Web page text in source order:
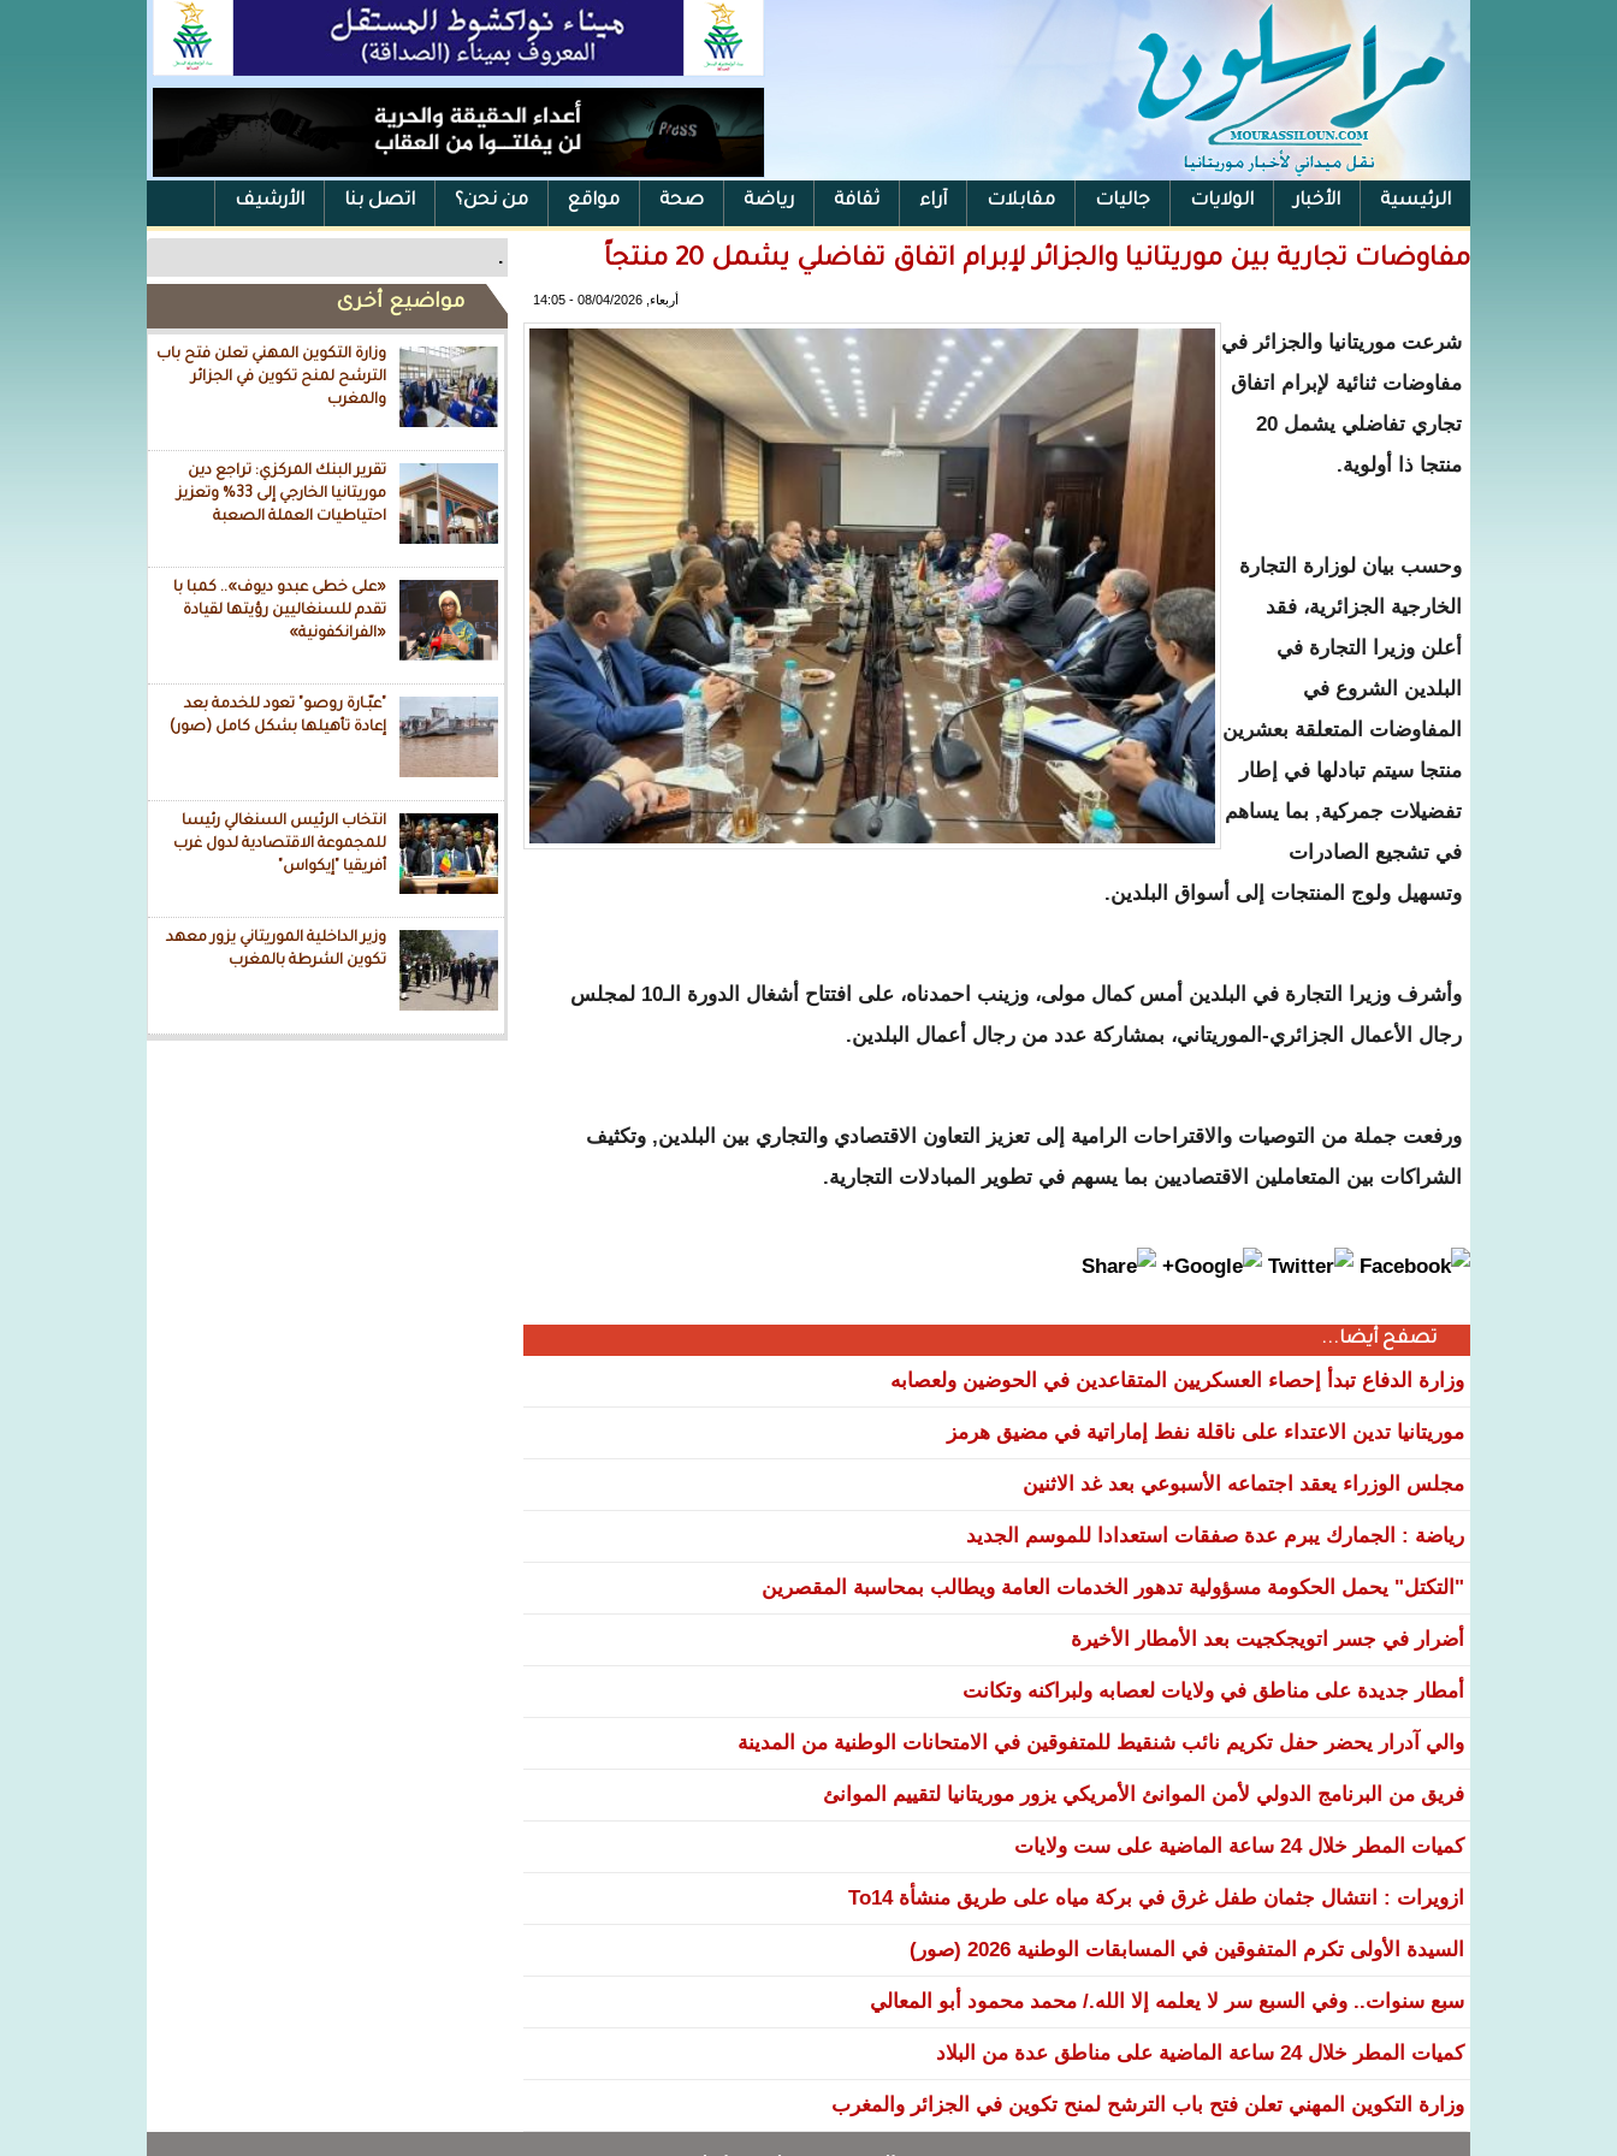
الرئيسية الأخبار الولايات جاليات مقابلات آراء ثقافة رياضة صحة مواقع من نحن؟ اتصل بنا الأرشيف
الفيس بوك .
مواضيع أخرى
وزارة التكوين المهني تعلن فتح باب
الترشح لمنح تكوين في الجزائر
والمغرب
تقرير البنك المركزي: تراجع دين
موريتانيا الخارجي إلى 33% وتعزيز
احتياطيات العملة الصعبة
«على خطى عبدو ديوف».. كمبا با
تقدم للسنغاليين رؤيتها لقيادة
«الفرانكفونية»
"عبّـارة روصو" تعود للخدمة بعد
إعادة تأهيلها بشكل كامل (صور)
انتخاب الرئيس السنغالي رئيسا
للمجموعة الاقتصادية لدول غرب
أفريقيا "إيكواس"
وزير الداخلية الموريتاني يزور معهد
تكوين الشرطة بالمغرب
مفاوضات تجارية بين موريتانيا والجزائر لإبرام اتفاق تفاضلي يشمل 20 منتجاً
أربعاء, 08/04/2026 - 14:05
شرعت موريتانيا والجزائر في
مفاوضات ثنائية لإبرام اتفاق
تجاري تفاضلي يشمل 20
منتجا ذا أولوية.
وحسب بيان لوزارة التجارة
الخارجية الجزائرية، فقد
أعلن وزيرا التجارة في
البلدين الشروع في
المفاوضات المتعلقة بعشرين
منتجا سيتم تبادلها في إطار
تفضيلات جمركية, بما يساهم
في تشجيع الصادرات
وتسهيل ولوج المنتجات إلى أسواق البلدين.
وأشرف وزيرا التجارة في البلدين أمس كمال مولى، وزينب احمدناه، على افتتاح أشغال الدورة الـ10 لمجلس
رجال الأعمال الجزائري-الموريتاني، بمشاركة عدد من رجال أعمال البلدين.
ورفعت جملة من التوصيات والاقتراحات الرامية إلى تعزيز التعاون الاقتصادي والتجاري بين البلدين, وتكثيف
الشراكات بين المتعاملين الاقتصاديين بما يسهم في تطوير المبادلات التجارية.
تصفح أيضا...
وزارة الدفاع تبدأ إحصاء العسكريين المتقاعدين في الحوضين ولعصابه
موريتانيا تدين الاعتداء على ناقلة نفط إماراتية في مضيق هرمز
مجلس الوزراء يعقد اجتماعه الأسبوعي بعد غد الاثنين
رياضة : الجمارك يبرم عدة صفقات استعدادا للموسم الجديد
"التكتل" يحمل الحكومة مسؤولية تدهور الخدمات العامة ويطالب بمحاسبة المقصرين
أضرار في جسر اتويجكجيت بعد الأمطار الأخيرة
أمطار جديدة على مناطق في ولايات لعصابه ولبراكنه وتكانت
والي آدرار يحضر حفل تكريم نائب شنقيط للمتفوقين في الامتحانات الوطنية من المدينة
فريق من البرنامج الدولي لأمن الموانئ الأمريكي يزور موريتانيا لتقييم الموانئ
كميات المطر خلال 24 ساعة الماضية على ست ولايات
ازويرات : انتشال جثمان طفل غرق في بركة مياه على طريق منشأة To14
السيدة الأولى تكرم المتفوقين في المسابقات الوطنية 2026 (صور)
سبع سنوات.. وفي السبع سر لا يعلمه إلا الله./ محمد محمود أبو المعالي
كميات المطر خلال 24 ساعة الماضية على مناطق عدة من البلاد
وزارة التكوين المهني تعلن فتح باب الترشح لمنح تكوين في الجزائر والمغرب